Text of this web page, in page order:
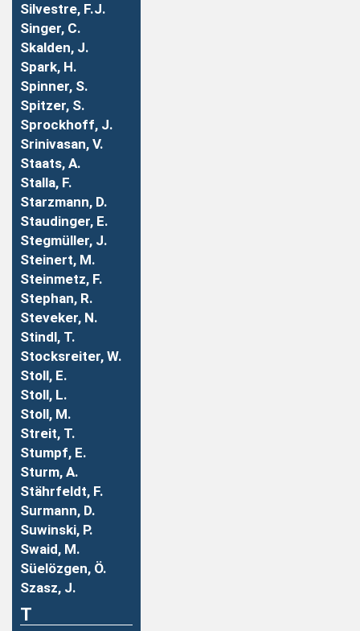
Silvestre, F.J.
Singer, C.
Skalden, J.
Spark, H.
Spinner, S.
Spitzer, S.
Sprockhoff, J.
Srinivasan, V.
Staats, A.
Stalla, F.
Starzmann, D.
Staudinger, E.
Stegmüller, J.
Steinert, M.
Steinmetz, F.
Stephan, R.
Steveker, N.
Stindl, T.
Stocksreiter, W.
Stoll, E.
Stoll, L.
Stoll, M.
Streit, T.
Stumpf, E.
Sturm, A.
Stährfeldt, F.
Surmann, D.
Suwinski, P.
Swaid, M.
Süelözgen, Ö.
Szasz, J.
T